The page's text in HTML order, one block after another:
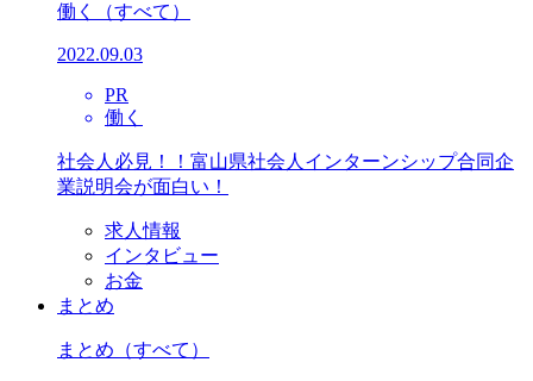
働く （すべて）
2022.09.03
PR
働く
社会人必見！！富山県社会人インターンシップ合同企
業説明会が面白い！
求人情報
インタビュー
お金
まとめ
まとめ （すべて）